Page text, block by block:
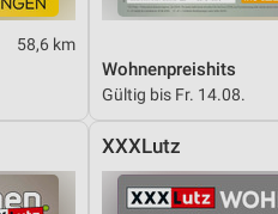
58,6 km
Wohnenpreishits
Gültig bis Fr. 14.08.
XXXLutz